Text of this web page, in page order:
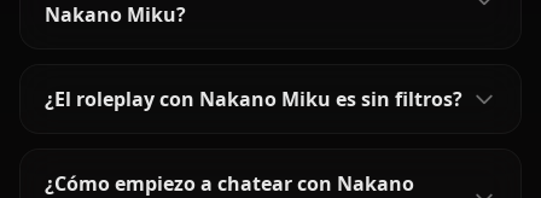
Nakano Miku?
¿El roleplay con Nakano Miku es sin filtros?
¿Cómo empiezo a chatear con Nakano